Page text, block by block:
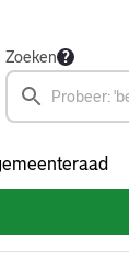
Zoeken